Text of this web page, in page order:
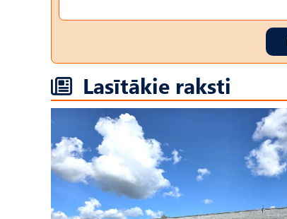
Lasītākie raksti